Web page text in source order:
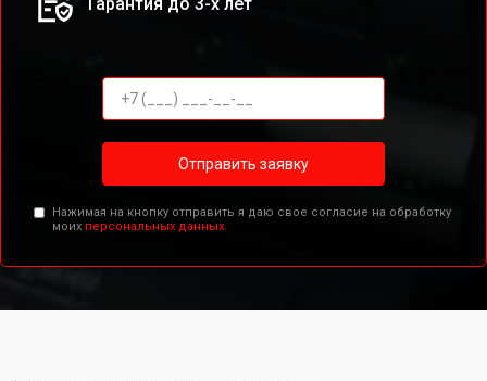
Отправить заявку
Нажимая на кнопку отправить я даю свое согласие на обработку
моих персональных данных.